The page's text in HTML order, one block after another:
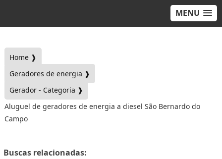
MENU
Home ❱
Geradores de energia ❱
Gerador - Categoria ❱
Aluguel de geradores de energia a diesel São Bernardo do
Campo
Buscas relacionadas: